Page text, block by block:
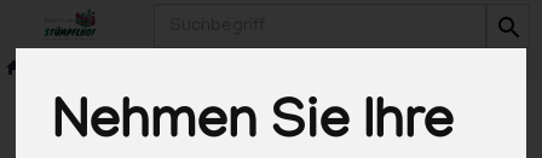
Nehmen Sie Ihre